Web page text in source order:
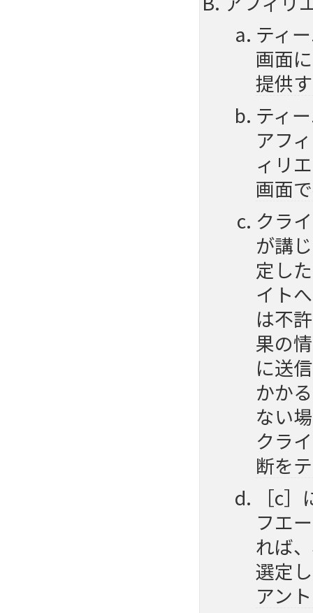
ティ
画面
提供
ティ
アフ
ィリ
画面
クラ
が講
定し
イト
は不
果の
に送
かか
ない
クラ
断を
［c
フエ
れば
選定
アン